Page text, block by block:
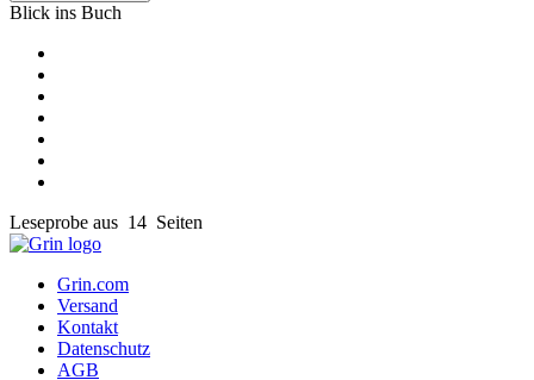
Blick ins Buch
Leseprobe aus 14 Seiten
Grin.com
Versand
Kontakt
Datenschutz
AGB